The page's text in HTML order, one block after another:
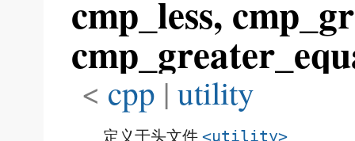
cmp_less,
< cpp ‎ |utility
定义于头文件 <utility>